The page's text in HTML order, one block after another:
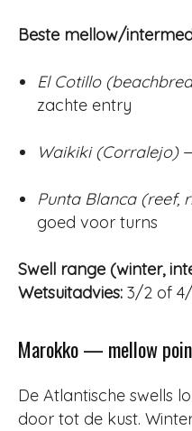
Beste mellow/
El Cotillo
zachte entry
Waikiki (Corralejo)—
Punta Blanca (reef,
goed voor turns
Swell range (winter,
Wetsuitadvies: 3/2 of
Marokko — mellow
De Atlantische swells
door tot de kust.